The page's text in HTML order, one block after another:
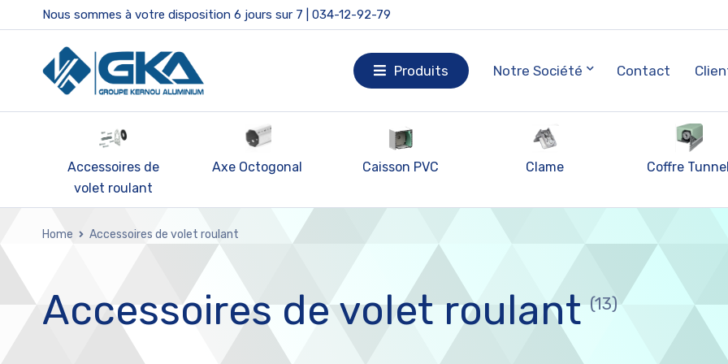
Nous sommes à votre disposition 6 jours sur 7 | 034-12-92-79
Produits Notre Société Contact
Axe Octogonal Caisson PVC Clame Coffre Tunnel
Lame Volet
Home Accessoires de volet roulant
Accessoires de volet roulant (13)